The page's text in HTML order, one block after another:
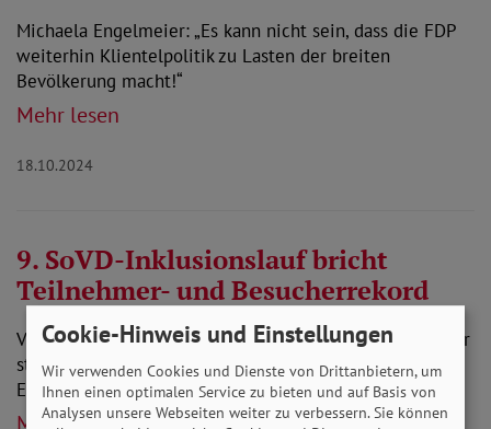
Michaela Engelmeier: „Es kann nicht sein, dass die FDP
weiterhin Klientelpolitik zu Lasten der breiten
Bevölkerung macht!“
Mehr lesen
18.10.2024
9. SoVD-Inklusionslauf bricht
Teilnehmer- und Besucherrekord
Vorstandsvorsitzende Michaela Engelmeier: „Ich bin sehr
stolz und glücklich über den Erfolg unseres inklusiven
Events.“
Cookie-Hinweis und Einstellungen
Wir verwenden Cookies und Dienste von Drittanbietern, um
Ihnen einen optimalen Service zu bieten und auf Basis von
Analysen unsere Webseiten weiter zu verbessern. Sie können